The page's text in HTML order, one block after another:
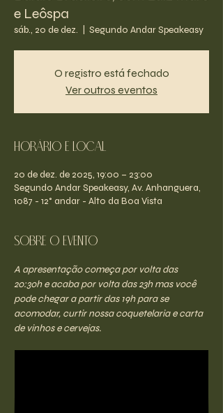
e Leôspa
sáb., 20 de dez. Segundo Andar Speakeasy
O registro está fechado
Ver outros eventos
Horário e Local
20 de dez. de 2025, 19:00 – 23:00
Segundo Andar Speakeasy, Av. Anhanguera,
1087 - 12° andar - Alto da Boa Vista
Sobre o evento
A apresentação começa por volta das
20:30h e acaba por volta das 23h mas você
pode chegar a partir das 19h para se
acomodar, curtir nossa coquetelaria e carta
de vinhos e cervejas.